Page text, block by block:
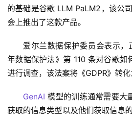
的基础是谷歌 LLM PaLM2，该公
会上推出了这款产品。
爱尔兰数据保护委员会表示
年数据保护法》第 110 条对谷歌如
进行调查，该法案将《GDPR》转化
GenAI 模型的训练通常需要大
获取的信息类型以及他们获取信息